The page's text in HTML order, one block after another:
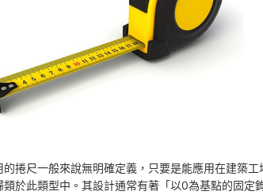
的捲尺一般來說無明確定義，只要是能應用在建築
類於此類型中。其設計通常有著「以0為基點的固定